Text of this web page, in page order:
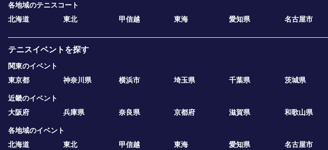
各地域のテニスコート
北海道
東北 甲信越 東海 愛知県 名古屋市
テニスイベントを探す
関東のイベント
東京都
神奈川県 横浜市 埼玉県 千葉県 茨城県
近畿のイベント
大阪府
兵庫県 奈良県 京都府 滋賀県 和歌山県
各地域のイベント
北海道
東北 甲信越 東海 愛知県 名古屋市